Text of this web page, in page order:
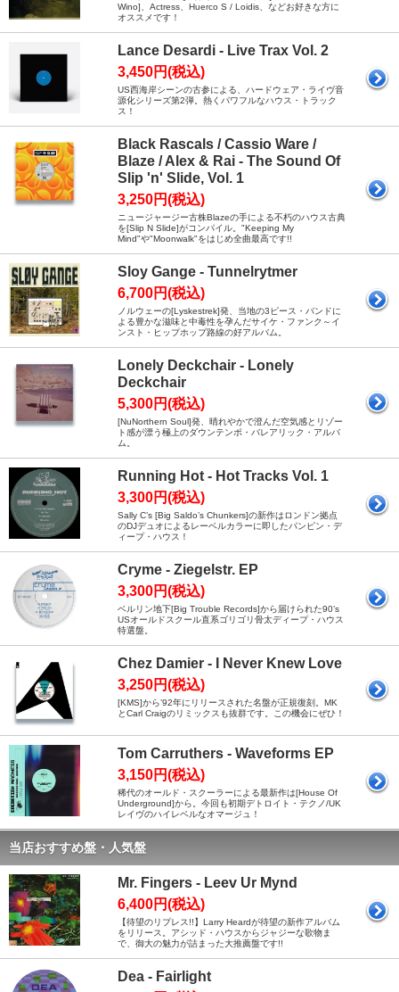
Wino]、Actress、Huerco S / Loidis、などお好きな方に
オススメです！
Lance Desardi - Live Trax Vol. 2
3,450円(税込)
US西海岸シーンの古参による、ハードウェア・ライヴ音
源化シリーズ第2弾。熱くパワフルなハウス・トラック
ス！
Black Rascals / Cassio Ware /
Blaze / Alex & Rai - The Sound Of
Slip 'n' Slide, Vol. 1
3,250円(税込)
ニュージャージー古株Blazeの手による不朽のハウス古典
を[Slip N Slide]がコンパイル。"Keeping My
Mind"や"Moonwalk"をはじめ全曲最高です!!
Sloy Gange - Tunnelrytmer
6,700円(税込)
ノルウェーの[Lyskestrek]発、当地の3ピース・バンドに
よる豊かな滋味と中毒性を孕んだサイケ・ファンク～イ
ンスト・ヒップホップ路線の好アルバム。
Lonely Deckchair - Lonely
Deckchair
5,300円(税込)
[NuNorthern Soul]発、晴れやかで澄んだ空気感とリゾー
ト感が漂う極上のダウンテンポ・バレアリック・アルバ
ム。
Running Hot - Hot Tracks Vol. 1
3,300円(税込)
Sally C’s [Big Saldo’s Chunkers]の新作はロンドン拠点
のDJデュオによるレーベルカラーに即したパンピン・デ
ィープ・ハウス！
Cryme - Ziegelstr. EP
3,300円(税込)
ベルリン地下[Big Trouble Records]から届けられた90’s
USオールドスクール直系ゴリゴリ骨太ディープ・ハウス
特選盤。
Chez Damier - I Never Knew Love
3,250円(税込)
[KMS]から’92年にリリースされた名盤が正規復刻。MK
とCarl Craigのリミックスも抜群です。この機会にぜひ！
Tom Carruthers - Waveforms EP
3,150円(税込)
稀代のオールド・スクーラーによる最新作は[House Of
Underground]から。今回も初期デトロイト・テクノ/UK
レイヴのハイレベルなオマージュ！
当店おすすめ盤・人気盤
Mr. Fingers - Leev Ur Mynd
6,400円(税込)
【待望のリプレス!!】Larry Heardが待望の新作アルバム
をリリース。アシッド・ハウスからジャジーな歌物ま
で、御大の魅力が詰まった大推薦盤です!!
Dea - Fairlight